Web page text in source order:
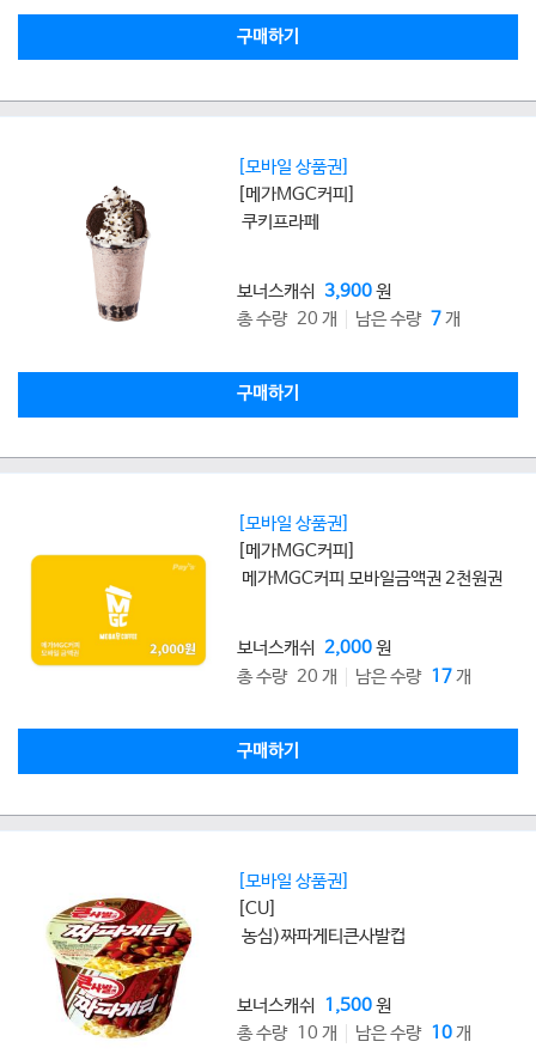
구매하기
[모바일 상품권]
[메가MGC커피]
쿠키프라페
보너스캐쉬 3,900원
총 수량 20 개
남은 수량 7개
구매하기
[모바일 상품권]
[메가MGC커피]
메가MGC커피 모바일금액권 2천원권
보너스캐쉬 2,000원
총 수량 20 개
남은 수량 17개
구매하기
[모바일 상품권]
[CU]
농심)짜파게티큰사발컵
보너스캐쉬 1,500원
총 수량 10 개
남은 수량 10개